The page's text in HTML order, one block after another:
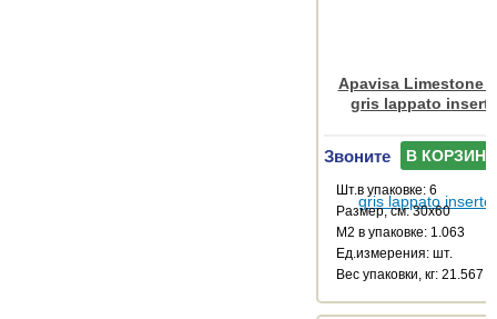
Apavisa Limestone
gris lappato
Звоните В КОРЗИНУ
Шт.в упаковке: 6
Размер, см: 30x60
М2 в упаковке: 1.063
Ед.измерения: шт.
Веc упаковки, кг: 21.567